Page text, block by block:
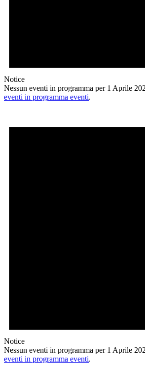
Notice
Nessun eventi in programma per 1 Aprile
eventi in programma eventi.
Notice
Nessun eventi in programma per 1 Aprile
eventi in programma eventi.